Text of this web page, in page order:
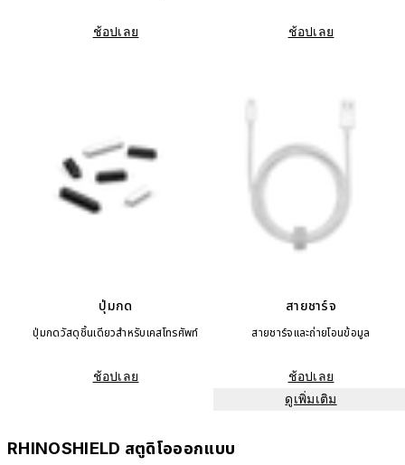
ช้อปเลย ช้อปเลย
ปุ่มกด
ปุ่มกดวัสดุชิ้นเดียวสำหรับเคสโทรศัพท์
ช้อปเลย
สายชาร์จ
สายชาร์จและถ่ายโอนข้อมูล
ช้อปเลย
ดูเพิ่มเติม
RHINOSHIELD สตูดิโอออกแบบ